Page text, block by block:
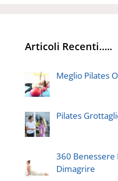
Articoli Recenti…..
Meglio Pilates
Pilates
360 Benessere
Dimagrire